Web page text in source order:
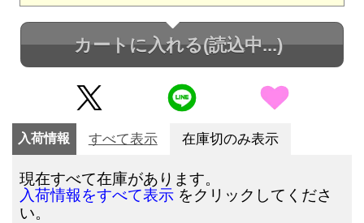
カートに入れる(読込中...)
入荷情報 すべて表示 在庫切のみ表示
現在すべて在庫があります。
入荷情報をすべて表示 をクリックしてくださ
い。